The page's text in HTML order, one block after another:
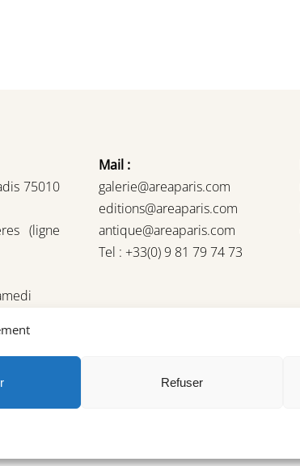
Refuser
75010
(ligne
Mail :
galerie@areaparis.com
editions@areaparis.com
antique@areaparis.com
Tel : +33(0) 9 81 79 74 73